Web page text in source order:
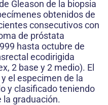
Gleason de la biopsia
obtenidos de
consecutivos con
de próstata
hasta octubre de
ecodirigida
2 base y 2 medio). El
el especimen de la
y clasificado teniendo
la graduación.